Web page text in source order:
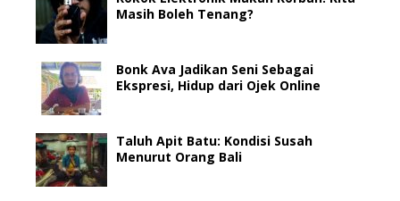
Masih Boleh Tenang?
Bonk Ava Jadikan Seni Sebagai
Ekspresi, Hidup dari Ojek Online
Taluh Apit Batu: Kondisi Susah
Menurut Orang Bali